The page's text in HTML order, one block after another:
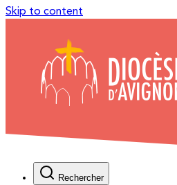
Skip to content
Rechercher